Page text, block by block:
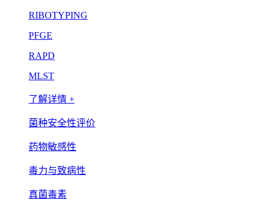
RIBOTYPING
PFGE
RAPD
MLST
了解详情 +
菌种安全性评价
药物敏感性
毒力与致病性
真菌毒素